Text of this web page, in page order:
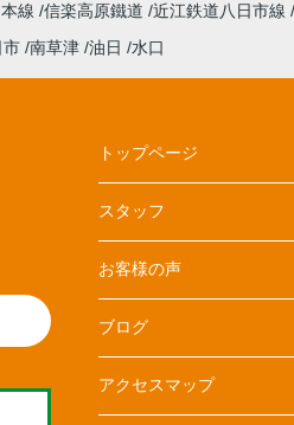
線 信楽高原鐵道 近江鉄道八日市線
市 南草津 油日 水口
トップページ
スタッフ
お客様の声
ブログ
アクセスマップ